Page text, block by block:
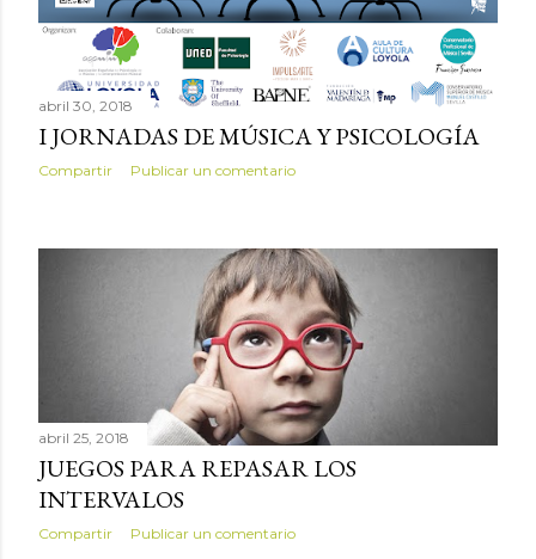
abril 30, 2018
I JORNADAS DE MÚSICA Y PSICOLOGÍA
Compartir Publicar un comentario
abril 25, 2018
JUEGOS PARA REPASAR LOS
INTERVALOS
Compartir Publicar un comentario